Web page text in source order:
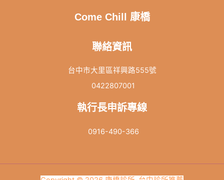
Come Chill 康橋
聯絡資訊
台中市大里區祥興路555號
0422807001
執行長申訴專線
0916-490-366